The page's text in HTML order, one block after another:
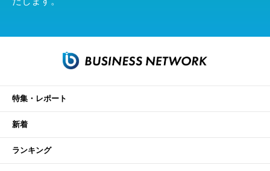
特集・レポート
新着
ランキング